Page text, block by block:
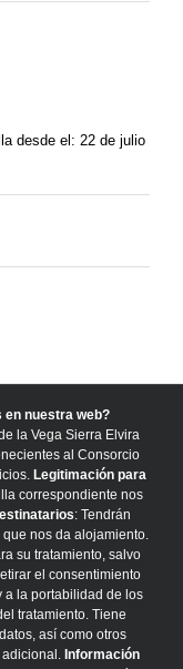
desde el: 22 de julio
nuestra web?
la Vega Sierra Elvira
al Consorcio
Legitimación para
correspondiente nos
: Tendrán
nos da alojamiento.
su tratamiento, salvo
el consentimiento
a la portabilidad de los
tratamiento. Tiene
así como otros
Información